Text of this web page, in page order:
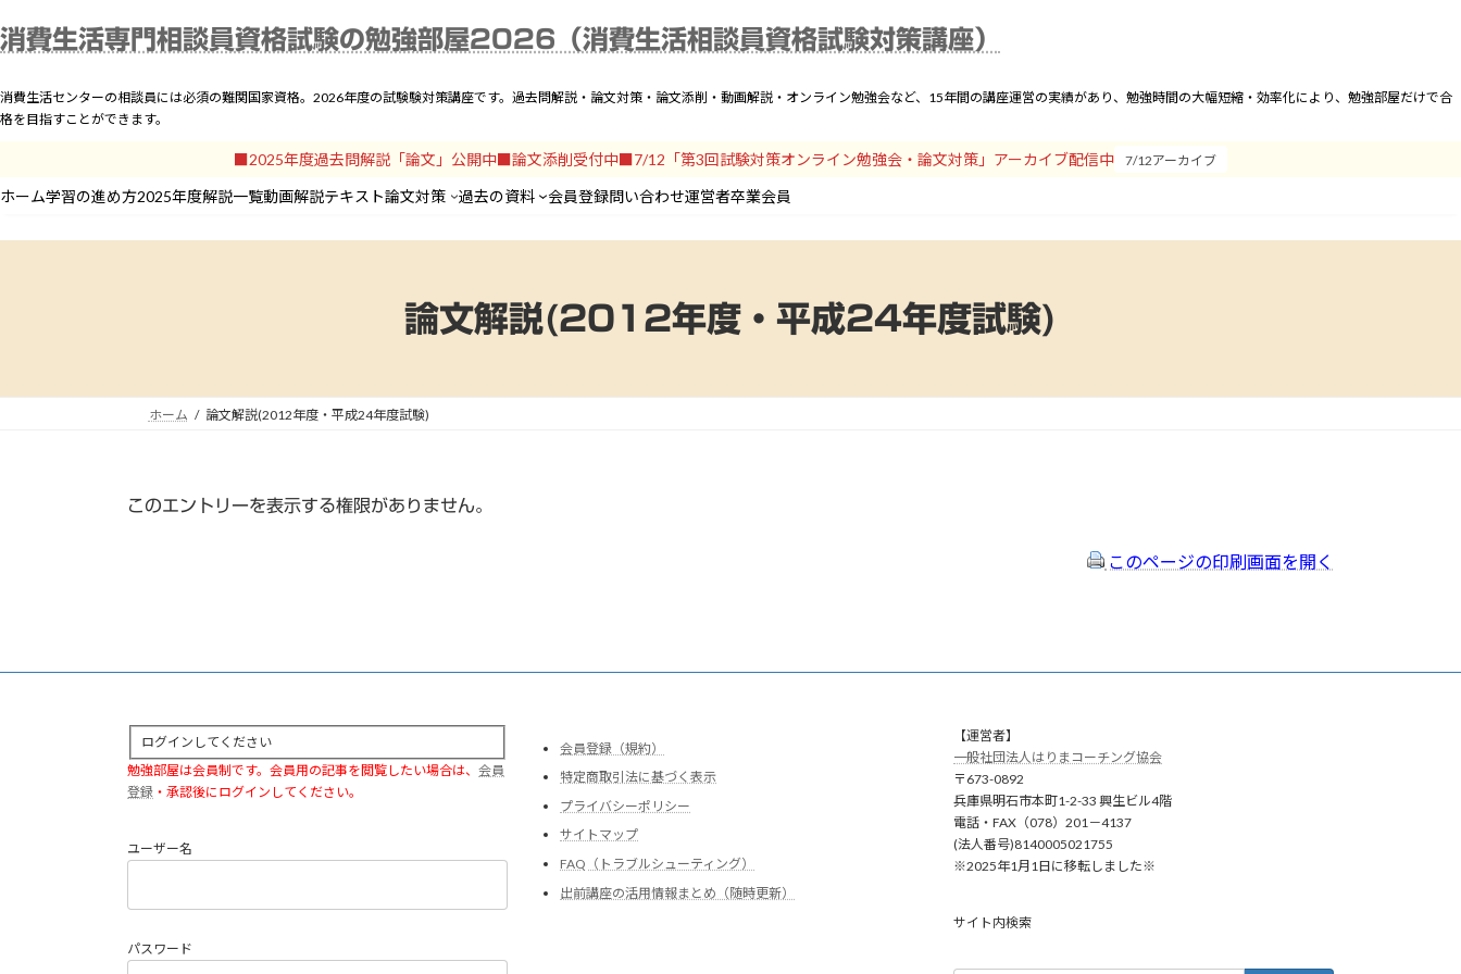
ン
ン
ツ
キ
プ
ビ
ー
シ
に
動
消費生活専門相談員資格試験の勉強部屋2026（消費生活相談員資格試験対策講座）
消費生活センターの相談員には必須の難関国家資格。2026年度の試験験対策講座です。過去問解説・論文対策・論文添削・動画解説・オンライン勉強会など、15年間の講座運営の実績があり、勉強時間の大幅短縮・効率化により、勉強部屋だけで合
格を目指すことができます。
■2025年度過去問解説「論文」公開中■論文添削受付中■7/12「第3回試験対策オンライン勉強会・論文対策」アーカイブ配信中 7/12アーカイブ
ホーム学習の進め方2025年度解説一覧動画解説テキスト論文対策 過去の資料 会員登録問い合わせ運営者卒業会員
論文解説(2012年度・平成24年度試験)
ホーム 論文解説(2012年度・平成24年度試験)
このエントリーを表示する権限がありません。
このページの印刷画面を開く
ログインしてください
勉強部屋は会員制です。会員用の記事を閲覧したい場合は、 会員
登録 ・承認後にログインしてください。
ユーザー名
パスワード
会員登録（規約）
特定商取引法に基づく表示
プライバシーポリシー
サイトマップ
FAQ（トラブルシューティング）
出前講座の活用情報まとめ（随時更新）
【運営者】
一般社団法人はりまコーチング協会
〒673-0892
兵庫県明石市本町1-2-33 興生ビル4階
電話・FAX（078）201－4137
(法人番号)8140005021755
※2025年1月1日に移転しました※
サイト内検索